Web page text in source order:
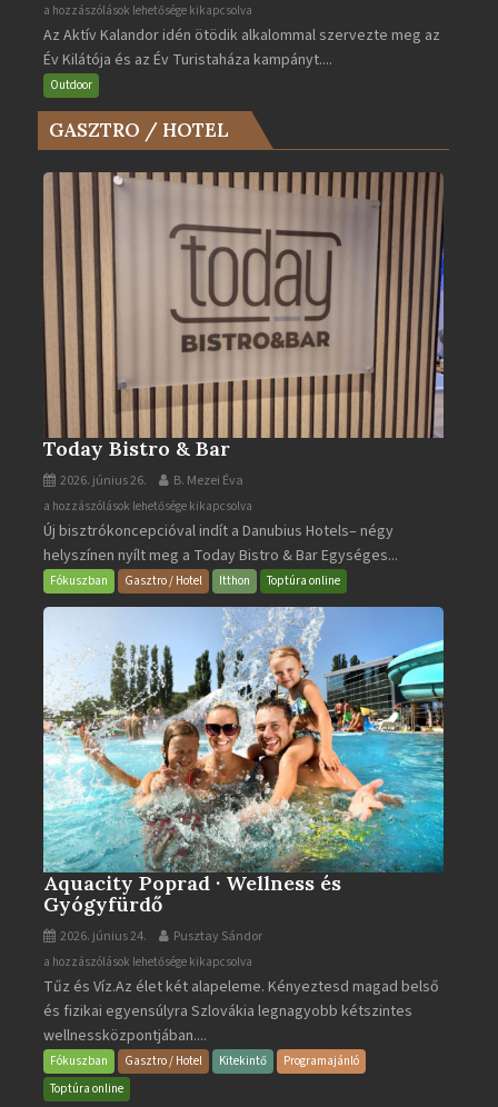
Az
Év
Kilátója
és
az
Év
bejegyzéshez
a hozzászólások lehetősége kikapcsolva
Az Aktív Kalandor idén ötödik alkalommal szervezte meg az
Év Kilátója és az Év Turistaháza kampányt....
Outdoor
GASZTRO / HOTEL
Today Bistro & Bar
2026. június 26. B. Mezei Éva
Today
Bistro
&
Bar
bejegyzéshez
a hozzászólások lehetősége kikapcsolva
Új bisztrókoncepcióval indít a Danubius Hotels– négy
helyszínen nyílt meg a Today Bistro & Bar Egységes...
Fókuszban Gasztro / Hotel Itthon Toptúra online
Aquacity Poprad · Wellness és
Gyógyfürdő
2026. június 24. Pusztay Sándor
Aquacity
Poprad
·
Wellness
és
Gyógyfürdő
a hozzászólások lehetősége kikapcsolva
Tűz és Víz.Az élet két alapeleme. Kényeztesd magad belső
és fizikai egyensúlyra Szlovákia legnagyobb kétszintes
wellnessközpontjában....
Fókuszban Gasztro / Hotel Kitekintő
Programajánló
Toptúra online